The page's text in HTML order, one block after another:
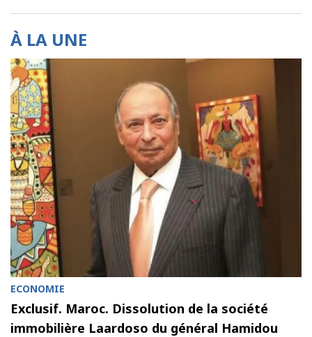
À LA UNE
ECONOMIE
Exclusif. Maroc. Dissolution de la société
immobilière Laardoso du général Hamidou